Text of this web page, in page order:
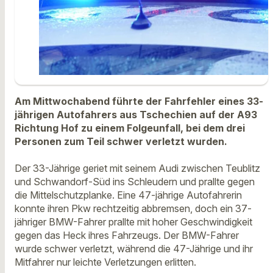
Am Mittwochabend führte der Fahrfehler eines 33-
jährigen Autofahrers aus Tschechien auf der A93
Richtung Hof zu einem Folgeunfall, bei dem drei
Personen zum Teil schwer verletzt wurden.
Der 33-Jährige geriet mit seinem Audi zwischen Teublitz
und Schwandorf-Süd ins Schleudern und prallte gegen
die Mittelschutzplanke. Eine 47-jährige Autofahrerin
konnte ihren Pkw rechtzeitig abbremsen, doch ein 37-
jähriger BMW-Fahrer prallte mit hoher Geschwindigkeit
gegen das Heck ihres Fahrzeugs. Der BMW-Fahrer
wurde schwer verletzt, während die 47-Jährige und ihr
Mitfahrer nur leichte Verletzungen erlitten.